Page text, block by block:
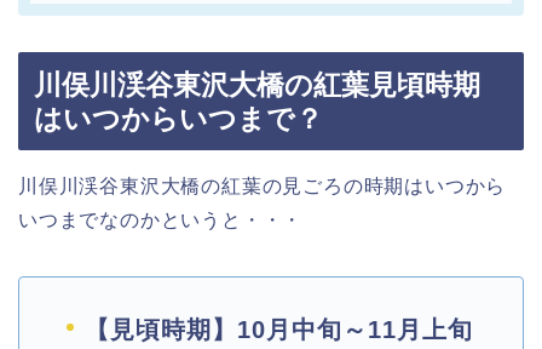
川俣川渓谷東沢大橋の紅葉見頃時期
はいつからいつまで？
川俣川渓谷東沢大橋の紅葉の見ごろの時期はいつから
いつまでなのかというと・・・
【見頃時期】10月中旬～11月上旬